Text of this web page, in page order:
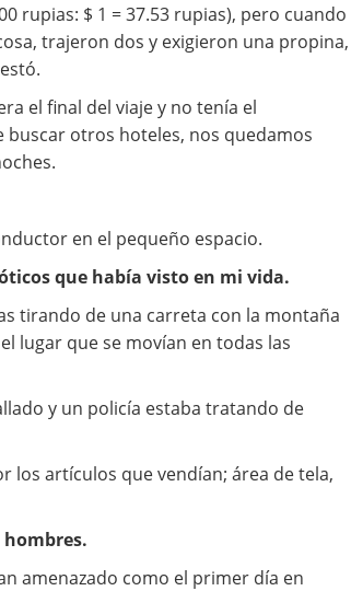
rupias: $ 1 = 37.53 rupias), pero cuando
trajeron dos y exigieron una propina,
el final del viaje y no tenía el
buscar otros hoteles, nos quedamos
en el pequeño espacio.
que había visto en mi vida.
tirando de una carreta con la montaña
lugar que se movían en todas las
y un policía estaba tratando de
los artículos que vendían; área de tela,
amenazado como el primer día en